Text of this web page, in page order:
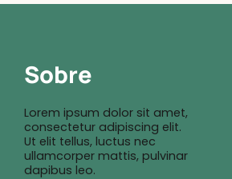
Sobre
Lorem ipsum dolor sit amet,
consectetur adipiscing elit.
Ut elit tellus, luctus nec
ullamcorper mattis, pulvinar
dapibus leo.